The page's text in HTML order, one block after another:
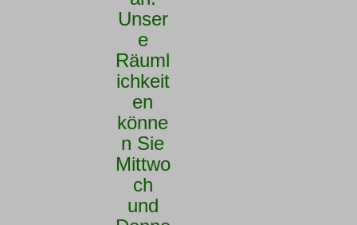
Unser
e
Räuml
ichkeit
en
könne
n Sie
Mittwo
ch
und